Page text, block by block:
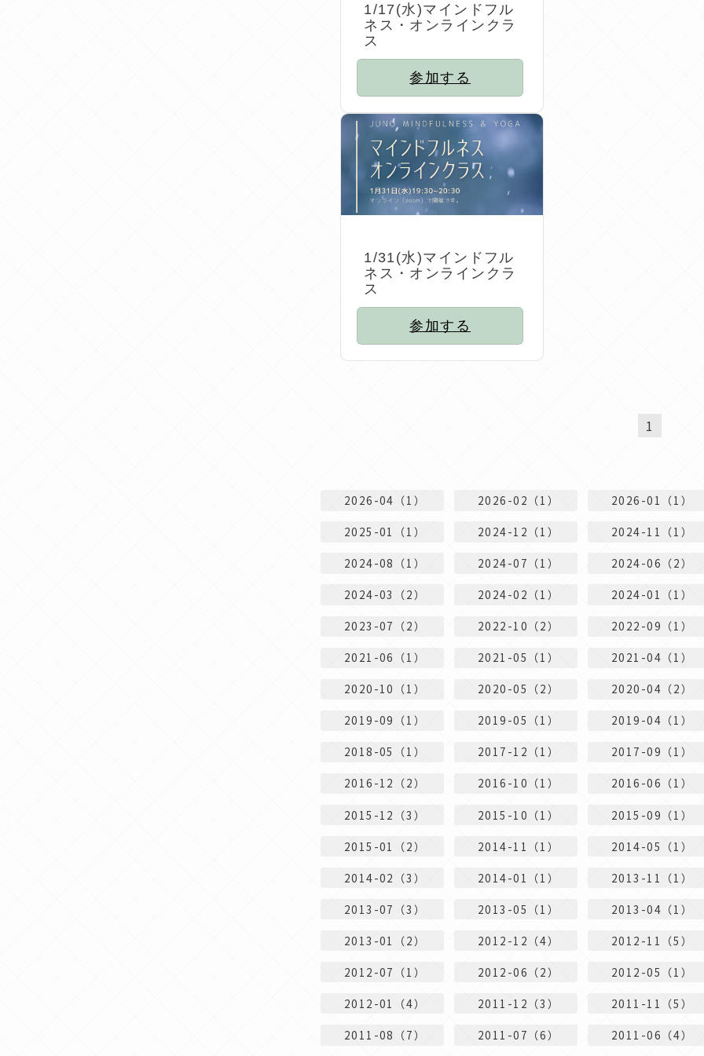
1/17(水)マインドフル
ネス・オンラインクラ
ス
参加する
1/31(水)マインドフル
ネス・オンラインクラ
ス
参加する
1
2026-04（1） 2026-02（1） 2026-01（1）
2025-01（1） 2024-12（1） 2024-11（1）
2024-08（1） 2024-07（1） 2024-06（2）
2024-03（2） 2024-02（1） 2024-01（1）
2023-07（2） 2022-10（2） 2022-09（1）
2021-06（1） 2021-05（1） 2021-04（1）
2020-10（1） 2020-05（2） 2020-04（2）
2019-09（1） 2019-05（1） 2019-04（1）
2018-05（1） 2017-12（1） 2017-09（1）
2016-12（2） 2016-10（1） 2016-06（1）
2015-12（3） 2015-10（1） 2015-09（1）
2015-01（2） 2014-11（1） 2014-05（1）
2014-02（3） 2014-01（1） 2013-11（1）
2013-07（3） 2013-05（1） 2013-04（1）
2013-01（2） 2012-12（4） 2012-11（5）
2012-07（1） 2012-06（2） 2012-05（1）
2012-01（4） 2011-12（3） 2011-11（5）
2011-08（7） 2011-07（6） 2011-06（4）